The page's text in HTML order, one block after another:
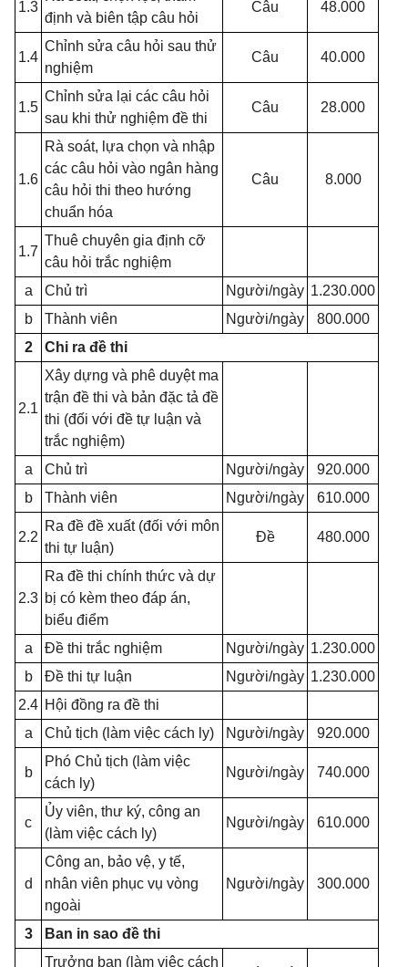
1.3
định và biên tập câu hỏi
Câu 48.000
1.4
Chỉnh sửa câu hỏi sau thử
nghiệm
Câu 40.000
1.5
Chỉnh sửa lại các câu hỏi
sau khi thử nghiệm đề thi
Câu 28.000
1.6
Rà soát, lựa chọn và nhập
các câu hỏi vào ngân hàng
câu hỏi thi theo hướng
chuẩn hóa
Câu 8.000
1.7
Thuê chuyên gia định cỡ
câu hỏi trắc nghiệm
a
Chủ trì Người/ngày 1.230.000
b
Thành viên Người/ngày
800.000
2
Chi ra đề thi
2.1
Xây dựng và phê duyệt ma
trận đề thi và bản đặc tả đề
thi (đối với đề tự luận và
trắc nghiệm)
a
Chủ trì Người/ngày
920.000
b
Thành viên Người/ngày 610.000
2.2
Ra đề đề xuất (đối với môn
thi tự luận)
Đề 480.000
2.3
Ra đề thi chính thức và dự
bị có kèm theo đáp án,
biểu điểm
a
Đề thi trắc nghiệm Người/ngày 1.230.000
b
Đề thi tự luận Người/ngày 1.230.000
2.4 Hội đồng ra đề thi
a
Chủ tịch (làm việc cách ly) Người/ngày 920.000
b
Phó Chủ tịch (làm việc
cách ly)
Người/ngày 740.000
c
Ủy viên, thư ký, công an
(làm việc cách ly)
Người/ngày 610.000
d
Công an, bảo vệ, y tế,
nhân viên phục vụ vòng
ngoài
Người/ngày 300.000
3 Ban in sao đề thi
Trưởng ban (làm việc cách